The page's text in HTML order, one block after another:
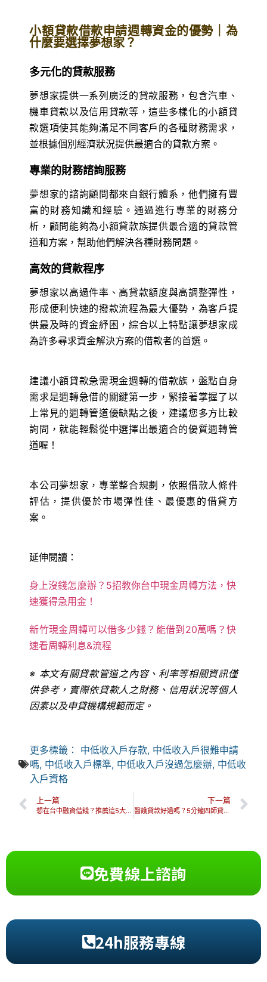
小額貸款借款申請週轉資金的優勢｜為
什麼要選擇夢想家？
多元化的貸款服務
夢想家提供一系列廣泛的貸款服務，包含汽車、
機車貸款以及信用貸款等，這些多樣化的小額貸
款選項使其能夠滿足不同客戶的各種財務需求，
並根據個別經濟狀況提供最適合的貸款方案。
專業的財務諮詢服務
夢想家的諮詢顧問都來自銀行體系，他們擁有豐
富的財務知識和經驗。通過進行專業的財務分
析，顧問能夠為小額貸款族提供最合適的貸款管
道和方案，幫助他們解決各種財務問題。
高效的貸款程序
夢想家以高過件率、高貸款額度與高調整彈性，
形成便利快速的撥款流程為最大優勢，為客戶提
供最及時的資金紓困，綜合以上特點讓夢想家成
為許多尋求資金解決方案的借款者的首選。
建議小額貸款急需現金週轉的借款族，盤點自身
需求是週轉急借的關鍵第一步，緊接著掌握了以
上常見的週轉管道優缺點之後，建議您多方比較
詢問，就能輕鬆從中選擇出最適合的優質週轉管
道喔！
本公司夢想家，專業整合規劃，依照借款人條件
評估，提供優於市場彈性佳、最優惠的借貸方
案。
延伸閱讀：
身上沒錢怎麼辦？5招教你台中現金周轉方法，快
速獲得急用金！
新竹現金周轉可以借多少錢？能借到20萬嗎？快
速看周轉利息&流程
※ 本文有關貸款管道之內容、利率等相關資訊僅
供參考，實際依貸款人之財務、信用狀況等個人
因素以及申貸機構規範而定。
更多標籤： 中低收入戶存款, 中低收入戶很難申請
嗎, 中低收入戶標準, 中低收入戶沒過怎麼辦, 中低收
入戶資格
上一篇
想在台中融資借錢？推薦這5大融資風險要知道，才不怕被詐騙！
下一篇
醫護貸款好過嗎？5分鐘四師貸款申請懶人包一次看！
免費線上諮詢
24h服務專線